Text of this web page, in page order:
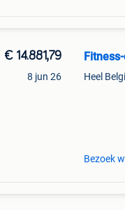
€ 14.881,79
8 jun 26 Heel
Bezoek